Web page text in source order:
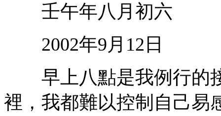
壬午年八月初六
2002年9月12日
早上八點是我例行的
裡，我都難以控制自己易